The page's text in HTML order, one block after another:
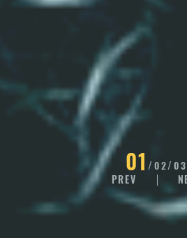
01 02 03
PREV